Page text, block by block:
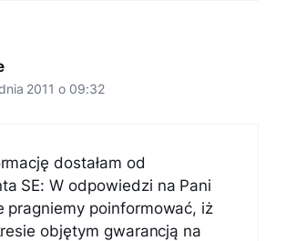
2011 o 09:32
dostałam od
SE: W odpowiedzi na Pani
pragniemy poinformować, iż
objętym gwarancją na